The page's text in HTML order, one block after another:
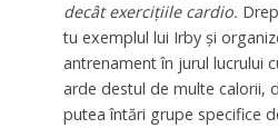
decât exercițiile cardio.
tu exemplul lui Irby și
antrenament în jurul lucrului
arde destul de multe calorii,
putea întări grupe specifice